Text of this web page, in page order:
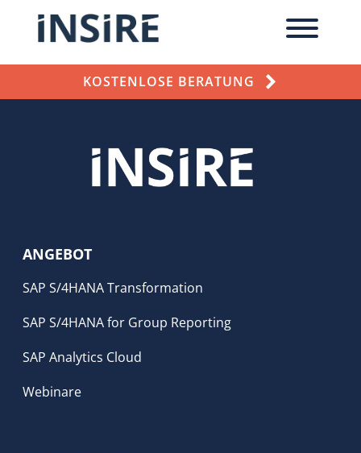
KOSTENLOSE BERATUNG
ANGEBOT
SAP S/4HANA Transformation
SAP S/4HANA for Group Reporting
SAP Analytics Cloud
Webinare